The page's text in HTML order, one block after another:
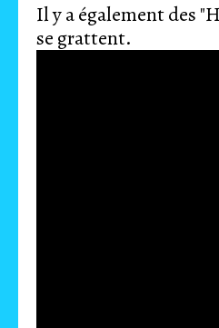
Il y a également des
se grattent.